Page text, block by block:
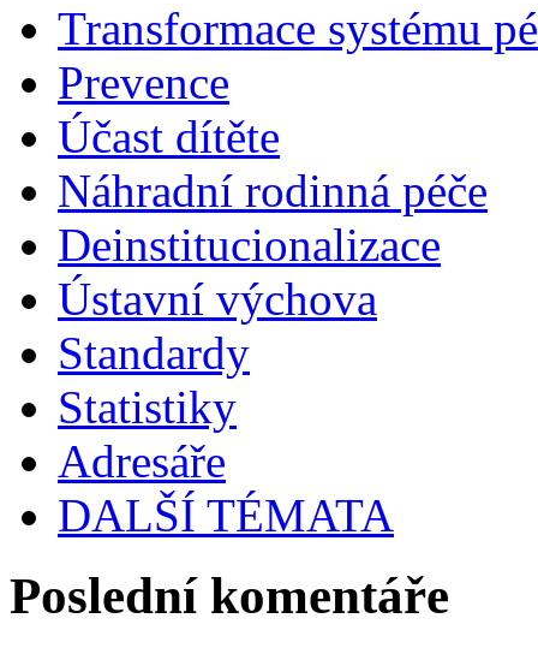
Transformace systému
Prevence
Účast dítěte
Náhradní rodinná péče
Deinstitucionalizace
Ústavní výchova
Standardy
Statistiky
Adresáře
DALŠÍ TÉMATA
Poslední komentáře